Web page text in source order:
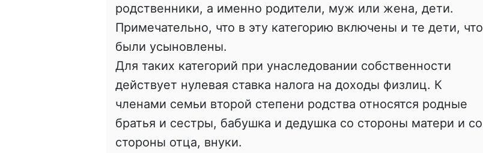
родственники, а именно родители, муж или жена, дети.
Примечательно, что в эту категорию включены и те дети, что
были усыновлены.
Для таких категорий при унаследовании собственности
действует нулевая ставка налога на доходы физлиц. К
членами семьи второй степени родства относятся родные
братья и сестры, бабушка и дедушка со стороны матери и со
стороны отца, внуки.